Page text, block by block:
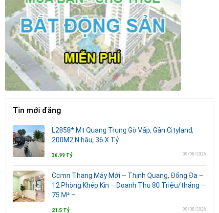
Tin mới đăng
L2858* Mt Quang Trung Gò Vấp, Gần Cityland,
200M2 N.hậu, 36.X Tỷ
36.99 Tỷ 09/08/2026
Ccmn Thang Máy Mới – Thịnh Quang, Đống Đa –
12 Phòng Khép Kín – Doanh Thu 80 Triệu/tháng –
75 M² –
21.5 Tỷ 09/08/2026